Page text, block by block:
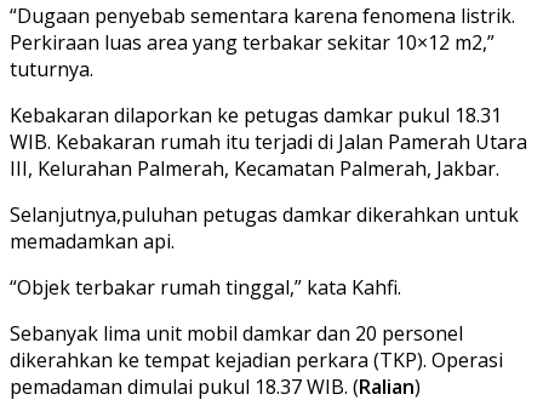
“Dugaan penyebab sementara karena fenomena listrik.
Perkiraan luas area yang terbakar sekitar 10×12 m2,”
tuturnya.
Kebakaran dilaporkan ke petugas damkar pukul 18.31
WIB. Kebakaran rumah itu terjadi di Jalan Pamerah Utara
III, Kelurahan Palmerah, Kecamatan Palmerah, Jakbar.
Selanjutnya,puluhan petugas damkar dikerahkan untuk
memadamkan api.
“Objek terbakar rumah tinggal,” kata Kahfi.
Sebanyak lima unit mobil damkar dan 20 personel
dikerahkan ke tempat kejadian perkara (TKP). Operasi
pemadaman dimulai pukul 18.37 WIB. (Ralian)